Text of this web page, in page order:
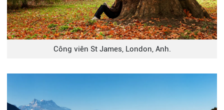
Công viên St James, London, Anh.